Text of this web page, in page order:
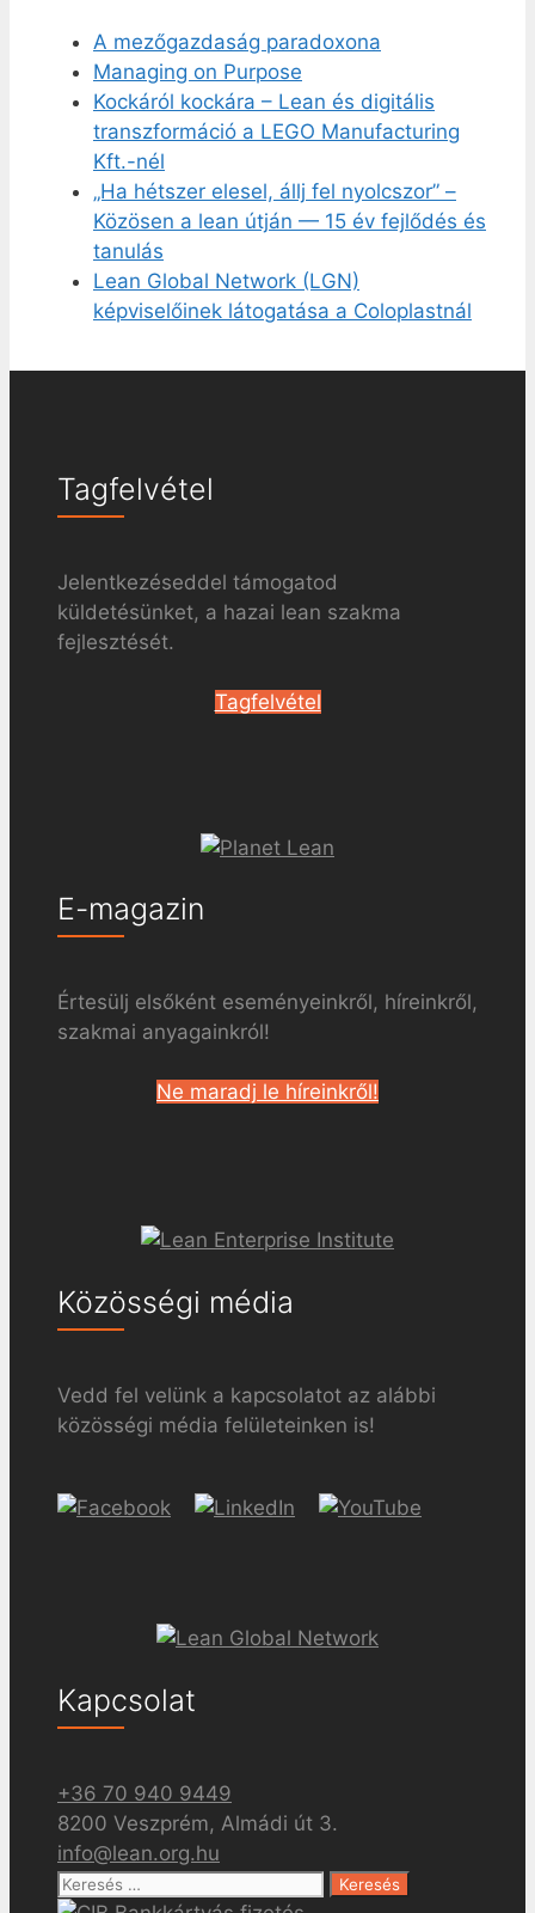
A mezőgazdaság paradoxona
Managing on Purpose
Kockáról kockára – Lean és digitális
transzformáció a LEGO Manufacturing
Kft.-nél
„Ha hétszer elesel, állj fel nyolcszor” –
Közösen a lean útján — 15 év fejlődés és
tanulás
Lean Global Network (LGN)
képviselőinek látogatása a Coloplastnál
Tagfelvétel
Jelentkezéseddel támogatod
küldetésünket, a hazai lean szakma
fejlesztését.
Tagfelvétel
E-magazin
Értesülj elsőként eseményeinkről, híreinkről,
szakmai anyagainkról!
Ne maradj le híreinkről!
Közösségi média
Vedd fel velünk a kapcsolatot az alábbi
közösségi média felületeinken is!
Kapcsolat
+36 70 940 9449
8200 Veszprém, Almádi út 3.
info@lean.org.hu
Keresés: